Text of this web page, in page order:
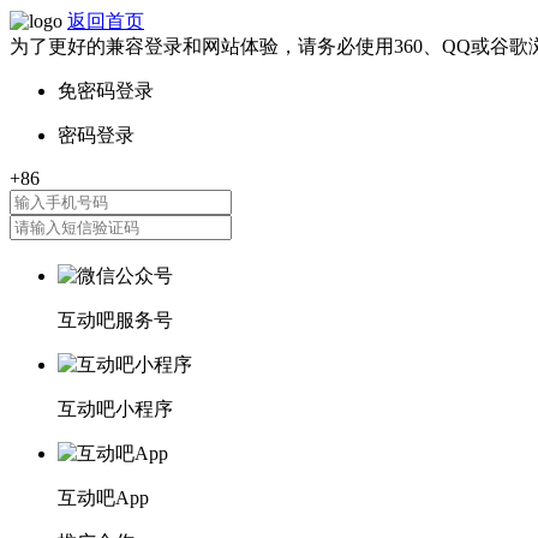
返回首页
为了更好的兼容登录和网站体验，请务必使用360、QQ或谷歌
互动吧服务号
互动吧小程序
互动吧App